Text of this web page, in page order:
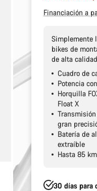
Financiación a
Simplemente
bikes de
de alta
Cuadro de
Potencia
Horquilla
Float X
gran
Batería de
extraíble
Hasta 85
30 días para